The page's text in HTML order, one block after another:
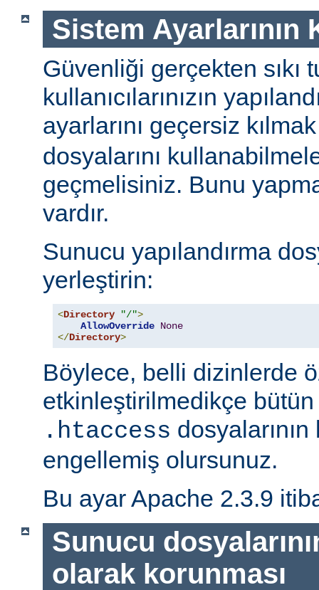
Sistem Ayarlarının
Güvenliği gerçekten sıkı
kullanıcılarınızın
ayarlarını geçersiz
dosyalarını
geçmelisiniz. Bunu
vardır.
Sunucu yapılandırma
yerleştirin:
<Directory "/">
AllowOverride None
</Directory>
Böylece, belli dizinlerde
etkinleştirilmedikçe
.htaccess dosyalarının
engellemiş olursunuz.
Bu ayar Apache 2.3.9
Sunucu
olarak korunması